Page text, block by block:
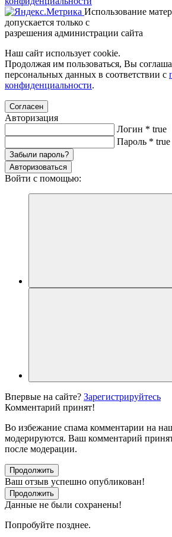
Использование
допускается только с
разрешения администрации сайта
Наш сайт использует cookie.
Продолжая им пользоваться, Вы
персональных данных в соответствии с
конфиденциальности.
Согласен
Авторизация
Логин * true
Пароль * true
Забыли пароль?
Авторизоваться
Войти с помощью:
Впервые на сайте? Зарегистрируйтесь
Комментарий принят!
Во избежание спама комментарии на
модерируются. Ваш комментарий
после модерации.
Продолжить
Ваш отзыв успешно опубликован!
Продолжить
Данные не были сохранены!
Попробуйте позднее.